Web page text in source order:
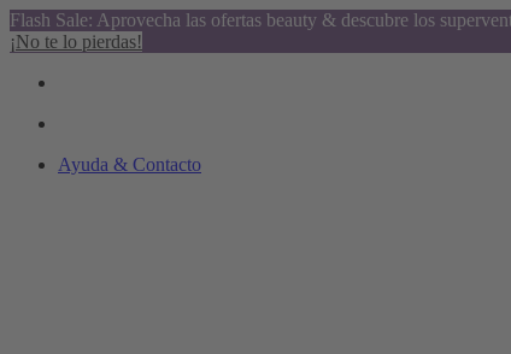
Flash Sale: Aprovecha las ofertas beauty & descubre los
¡No te lo pierdas!
Ayuda & Contacto